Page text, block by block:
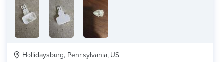
Hollidaysburg, Pennsylvania, US